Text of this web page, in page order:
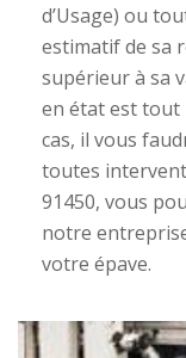
d’Usage) ou
estimatif de sa
supérieur à sa
en état est tout
cas, il vous
toutes
91450, vous
notre
votre épave.